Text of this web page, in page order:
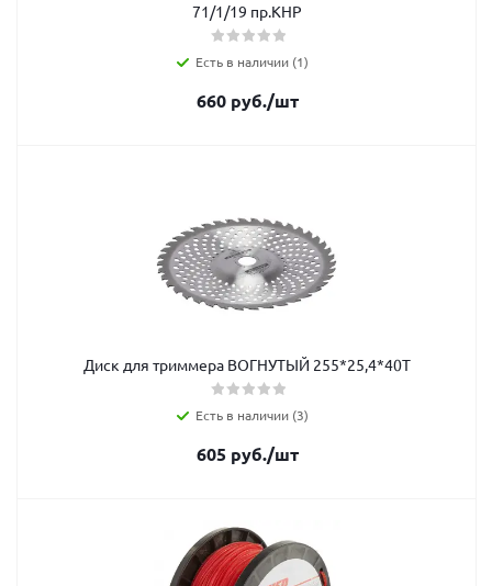
71/1/19 пр.КНР
Есть в наличии (1)
660руб./шт
Диск для триммера ВОГНУТЫЙ 255*25,4*40Т
Есть в наличии (3)
605руб./шт